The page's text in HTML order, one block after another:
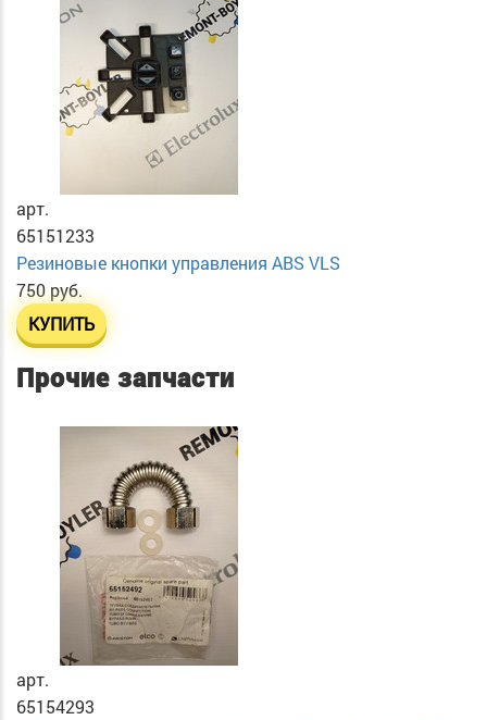
арт.
65151233
Резиновые кнопки управления ABS VLS
750 руб.
КУПИТЬ
Прочие запчасти
арт.
65154293